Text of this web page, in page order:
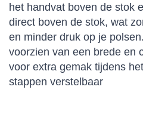
het handvat boven de stok
direct boven de stok, wat
en minder druk op je
voorzien van een brede en
voor extra gemak tijdens
stappen verstelbaar